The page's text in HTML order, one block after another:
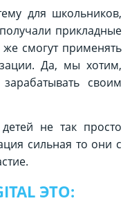
для школьников,
прикладные
смогут применять
Да, мы хотим,
своим
не так просто
сильная то они с
ЭТО: